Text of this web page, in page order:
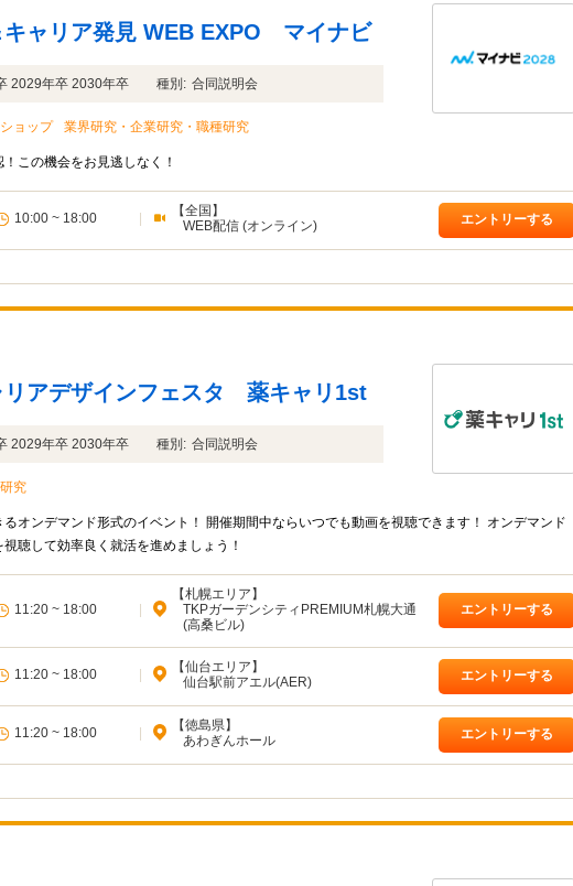
キャリア発見 WEB EXPO マイナビ
2029年卒 2030年卒 種別: 合同説明会
ョップ 業界研究・企業研究・職種研究
この機会をお見逃しなく！
10:00 ~ 18:00 |
【全国】
WEB配信 (オンライン)
エントリーする
リアデザインフェスタ 薬キャリ1st
2029年卒 2030年卒 種別: 合同説明会
究
オンデマンド形式のイベント！ 開催期間中ならいつでも動画を視聴できます！ オンデマンド
聴して効率良く就活を進めましょう！
11:20 ~ 18:00 |
【札幌エリア】
TKPガーデンシティPREMIUM札幌大通
(高桑ビル)
エントリーする
11:20 ~ 18:00 |
【仙台エリア】
仙台駅前アエル(AER)
エントリーする
11:20 ~ 18:00 |
【徳島県】
あわぎんホール
エントリーする